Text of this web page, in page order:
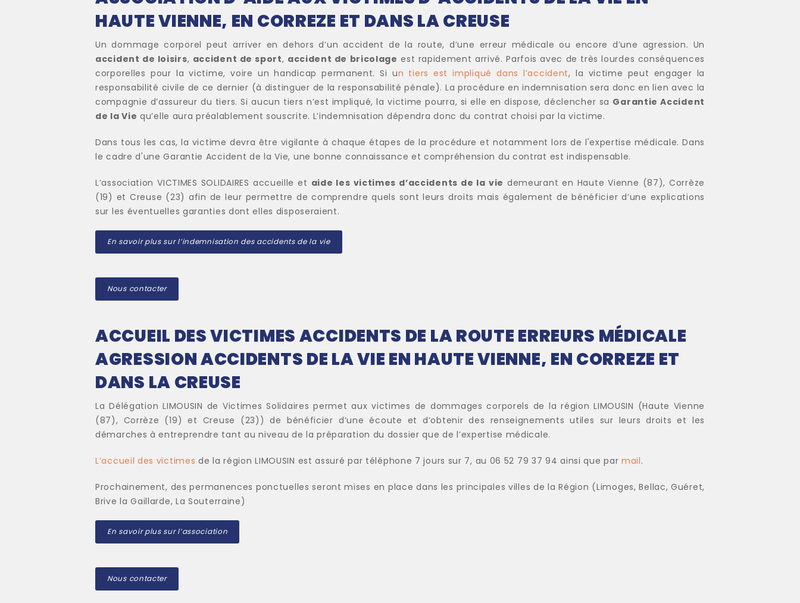
HAUTE VIENNE, EN CORREZE ET DANS LA CREUSE
Un dommage corporel peut arriver en dehors d’un accident de la route, d’une erreur médicale ou encore d’une agression. Un
accident de loisirs, accident de sport, accident de bricolage est rapidement arrivé. Parfois avec de très lourdes conséquences
corporelles pour la victime, voire un handicap permanent. Si un tiers est impliqué dans l’accident, la victime peut engager la
responsabilité civile de ce dernier (à distinguer de la responsabilité pénale). La procédure en indemnisation sera donc en lien avec la
compagnie d’assureur du tiers. Si aucun tiers n’est impliqué, la victime pourra, si elle en dispose, déclencher sa Garantie Accident
de la Vie qu’elle aura préalablement souscrite. L’indemnisation dépendra donc du contrat choisi par la victime.
Dans tous les cas, la victime devra être vigilante à chaque étapes de la procédure et notamment lors de l'expertise médicale. Dans
le cadre d'une Garantie Accident de la Vie, une bonne connaissance et compréhension du contrat est indispensable.
L’association VICTIMES SOLIDAIRES accueille et aide les victimes d’accidents de la vie demeurant en Haute Vienne (87), Corrèze
(19) et Creuse (23) afin de leur permettre de comprendre quels sont leurs droits mais également de bénéficier d’une explications
sur les éventuelles garanties dont elles disposeraient.
En savoir plus sur l’indemnisation des accidents de la vie
Nous contacter
ACCUEIL DES VICTIMES ACCIDENTS DE LA ROUTE ERREURS MÉDICALE
AGRESSION ACCIDENTS DE LA VIE EN HAUTE VIENNE, EN CORREZE ET
DANS LA CREUSE
La Délégation LIMOUSIN de Victimes Solidaires permet aux victimes de dommages corporels de la région LIMOUSIN (Haute Vienne
(87), Corrèze (19) et Creuse (23)) de bénéficier d’une écoute et d’obtenir des renseignements utiles sur leurs droits et les
démarches à entreprendre tant au niveau de la préparation du dossier que de l’expertise médicale.
L’accueil des victimes de la région LIMOUSIN est assuré par téléphone 7 jours sur 7, au 06 52 79 37 94 ainsi que par mail.
Prochainement, des permanences ponctuelles seront mises en place dans les principales villes de la Région (Limoges, Bellac, Guéret,
Brive la Gaillarde, La Souterraine)
En savoir plus sur l’association
Nous contacter